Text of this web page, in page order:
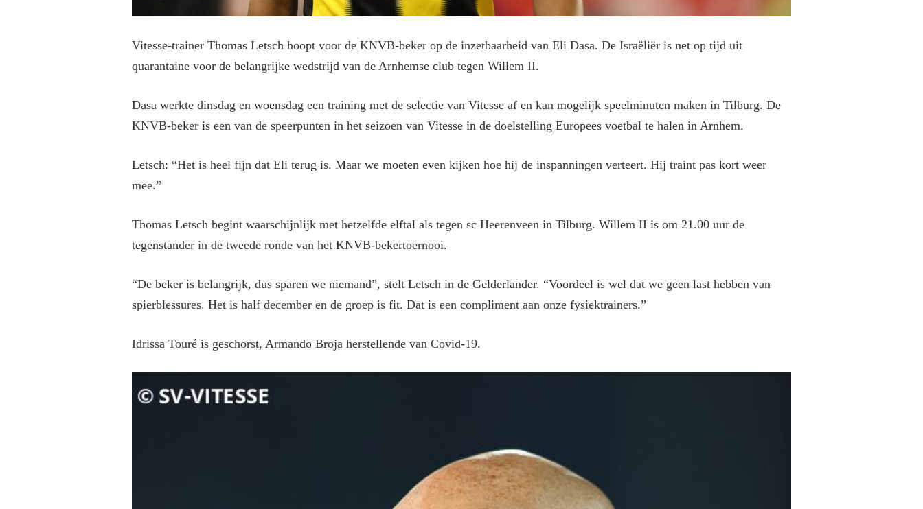
Vitesse-trainer Thomas Letsch hoopt voor de KNVB-beker op de inzetbaarheid van Eli Dasa. De Israëliër is net op tijd uit
quarantaine voor de belangrijke wedstrijd van de Arnhemse club tegen Willem II.
Dasa werkte dinsdag en woensdag een training met de selectie van Vitesse af en kan mogelijk speelminuten maken in Tilburg. De
KNVB-beker is een van de speerpunten in het seizoen van Vitesse in de doelstelling Europees voetbal te halen in Arnhem.
Letsch: “Het is heel fijn dat Eli terug is. Maar we moeten even kijken hoe hij de inspanningen verteert. Hij traint pas kort weer
mee.”
Thomas Letsch begint waarschijnlijk met hetzelfde elftal als tegen sc Heerenveen in Tilburg. Willem II is om 21.00 uur de
tegenstander in de tweede ronde van het KNVB-bekertoernooi.
“De beker is belangrijk, dus sparen we niemand”, stelt Letsch in de Gelderlander. “Voordeel is wel dat we geen last hebben van
spierblessures. Het is half december en de groep is fit. Dat is een compliment aan onze fysiektrainers.”
Idrissa Touré is geschorst, Armando Broja herstellende van Covid-19.